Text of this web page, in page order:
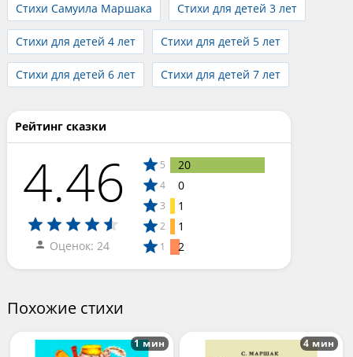
Стихи Самуила Маршака
Стихи для детей 3 лет
Стихи для детей 4 лет Стихи для детей 5 лет
Стихи для детей 6 лет Стихи для детей 7 лет
Рейтинг сказки
4.46
Оценок: 24
5 20
4 0
3 1
2 1
1 2
Похожие стихи
1 мин 4 мин